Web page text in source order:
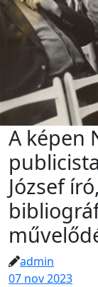
A képen
József
admin
07 nov 2023